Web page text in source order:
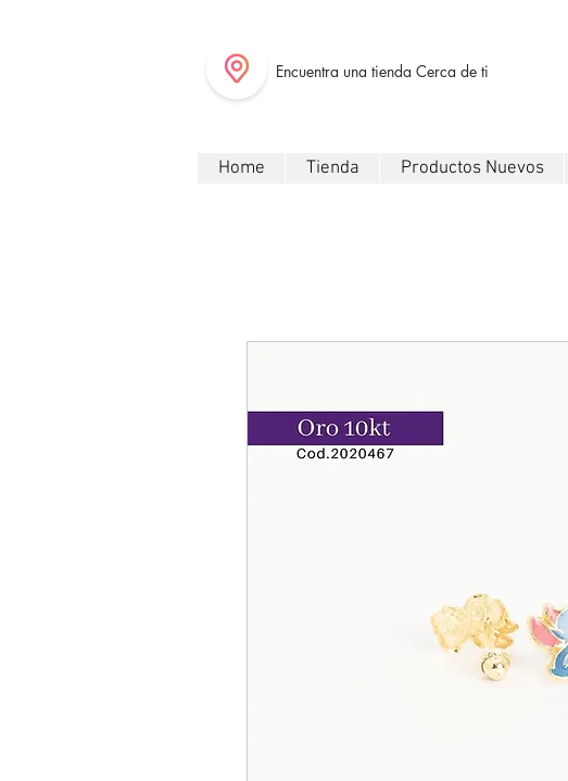
Encuentra una tienda Cerca de ti
Home Tienda Productos Nuevos